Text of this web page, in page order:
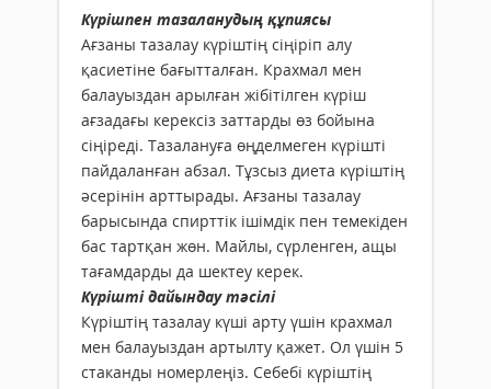
Күрішпен тазаланудың құпиясы
Ағзаны тазалау күріштің сіңіріп алу
қасиетіне бағытталған. Крахмал мен
балауыздан арылған жібітілген күріш
ағзадағы керексіз заттарды өз бойына
сіңіреді. Тазалануға өңделмеген күрішті
пайдаланған абзал. Тұзсыз диета күріштің
әсерінін арттырады. Ағзаны тазалау
барысында спирттік ішімдік пен темекіден
бас тартқан жөн. Майлы, сүрленген, ащы
тағамдарды да шектеу керек.
Күрішті дайындау тәсілі
Күріштің тазалау күші арту үшін крахмал
мен балауыздан артылту қажет. Ол үшін 5
стаканды номерлеңіз. Себебі күріштің